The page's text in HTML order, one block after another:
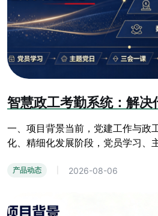
一、项目背景当前，党建工作与政
化、精细化发展阶段，党员学习、
产品动态 2026-08-06